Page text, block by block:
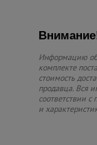
Информацию об
комплекте
стоимость
продавца. Вся
соответствии
и